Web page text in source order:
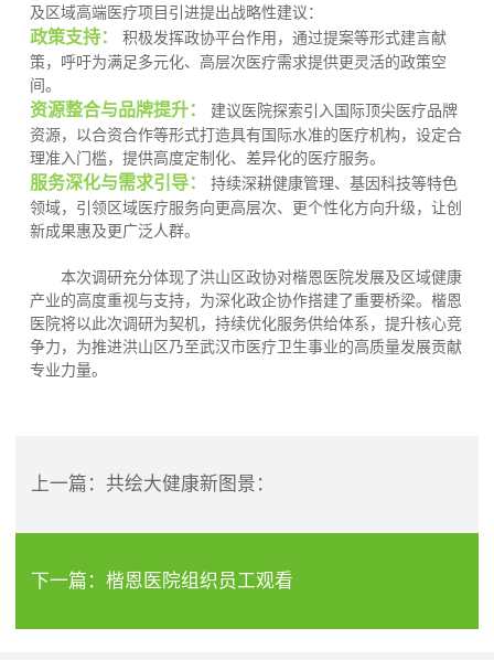
及区域高端医疗项目引进提出战略性建议：
政策支持： 积极发挥政协平台作用，通过提案等形式建言献
策 ，呼吁为满足多元化、高层次医疗需求提供更灵活的政策空
间。
资源整合与品牌提升：
建议医院探索引入国际顶尖医疗品牌
资源，以合资合作等形式打造具有国际水准的医疗机构，设定合
理准入门槛，提供高度定制化、差异化的医疗服务。
服务深化与需求引导：
持续深耕健康管理、基因科技等特色
领域，引领区域医疗服务向更高层次、更个性化方向升级，让创
新成果惠及更广泛人群。
本次调研充分体现了洪山区政协对楷恩医院发展及区域健康
产业的高度重视与支持，为深化政企协作搭建了重要桥梁。楷恩
医院将以此次调研为契机，持续优化服务供给体系，提升核心竞
争力，为推进洪山区乃至武汉市医疗卫生事业的高质量发展贡献
专业力量。
上一篇： 共绘大健康新图景：
下一篇： 楷恩医院组织员工观看